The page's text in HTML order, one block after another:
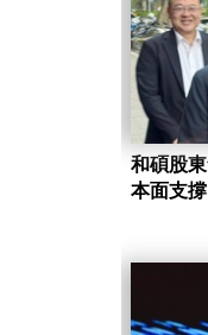
和碩股東會 童子賢：台
本面支